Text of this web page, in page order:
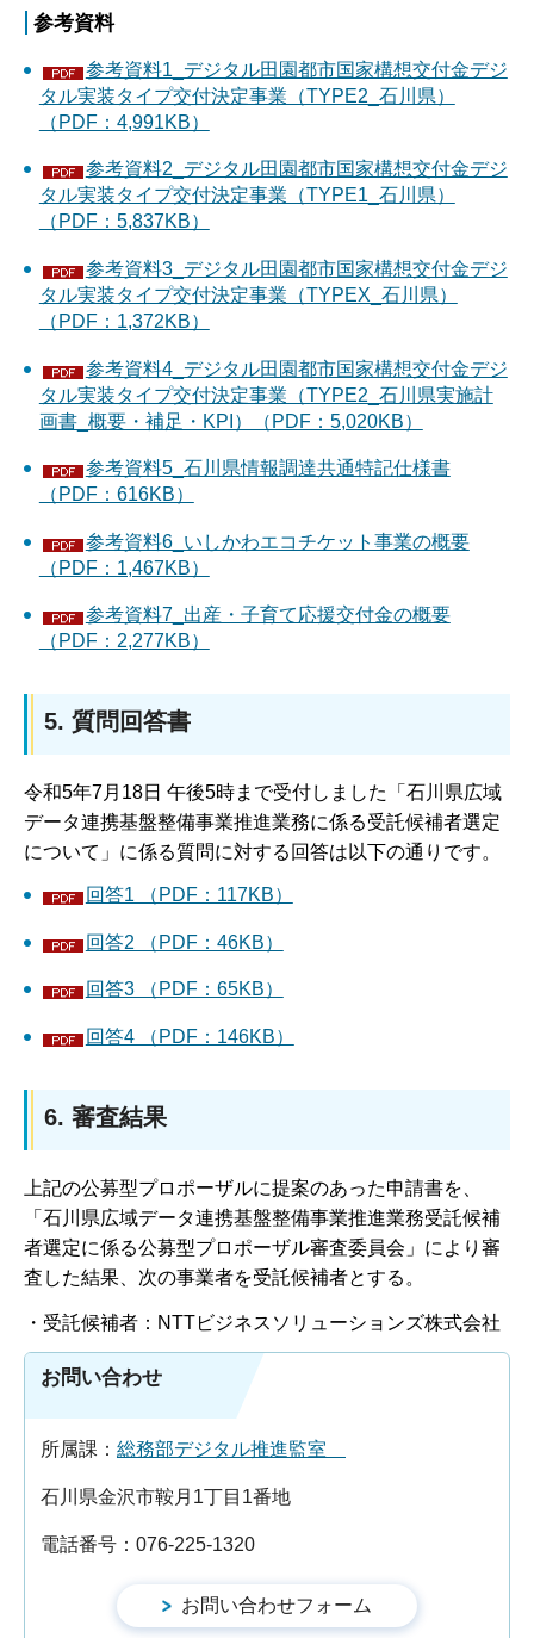
参考資料
参考資料1_デジタル田園都市国家構想交付金デジ
タル実装タイプ交付決定事業（TYPE2_石川県）
（PDF：4,991KB）
参考資料2_デジタル田園都市国家構想交付金デジ
タル実装タイプ交付決定事業（TYPE1_石川県）
（PDF：5,837KB）
参考資料3_デジタル田園都市国家構想交付金デジ
タル実装タイプ交付決定事業（TYPEX_石川県）
（PDF：1,372KB）
参考資料4_デジタル田園都市国家構想交付金デジ
タル実装タイプ交付決定事業（TYPE2_石川県実施計
画書_概要・補足・KPI）（PDF：5,020KB）
参考資料5_石川県情報調達共通特記仕様書
（PDF：616KB）
参考資料6_いしかわエコチケット事業の概要
（PDF：1,467KB）
参考資料7_出産・子育て応援交付金の概要
（PDF：2,277KB）
5. 質問回答書
令和5年7月18日 午後5時まで受付しました「石川県広域
データ連携基盤整備事業推進業務に係る受託候補者選定
について」に係る質問に対する回答は以下の通りです。
回答1 （PDF：117KB）
回答2 （PDF：46KB）
回答3 （PDF：65KB）
回答4 （PDF：146KB）
6. 審査結果
上記の公募型プロポーザルに提案のあった申請書を、
「石川県広域データ連携基盤整備事業推進業務受託候補
者選定に係る公募型プロポーザル審査委員会」により審
査した結果、次の事業者を受託候補者とする。
・受託候補者：NTTビジネスソリューションズ株式会社
お問い合わせ
所属課： 総務部デジタル推進監室
石川県金沢市鞍月1丁目1番地
電話番号：076-225-1320